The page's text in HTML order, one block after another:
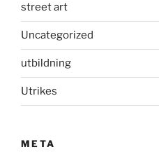
street art
Uncategorized
utbildning
Utrikes
META